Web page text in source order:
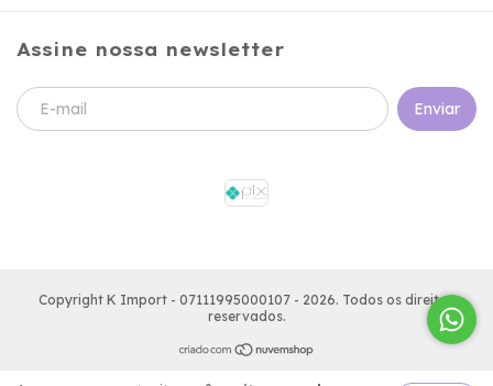
Assine nossa newsletter
Copyright K Import - 07111995000107 - 2026. Todos os direitos
reservados.